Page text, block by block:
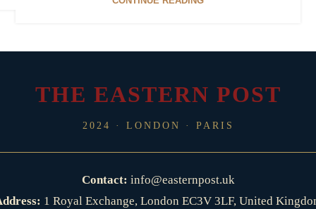
THE EASTERN POST
2024 · LONDON · PARIS
Contact: info@easternpost.uk
1 Royal Exchange, London EC3V 3LF, United